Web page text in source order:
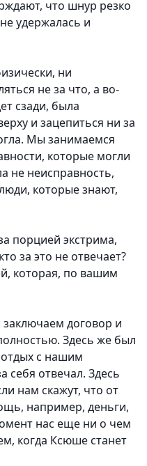
что шнур резко
удержалась и
ни
не за что, а во-
сзади, была
и зацепиться ни за
Мы занимаемся
которые могли
не неисправность,
которые знают,
порцией экстрима,
за это не отвечает?
которая, по вашим
договор и
Здесь же был
с нашим
себя отвечал. Здесь
нам скажут, что от
например, деньги,
нас еще ни о чем
когда Ксюше станет